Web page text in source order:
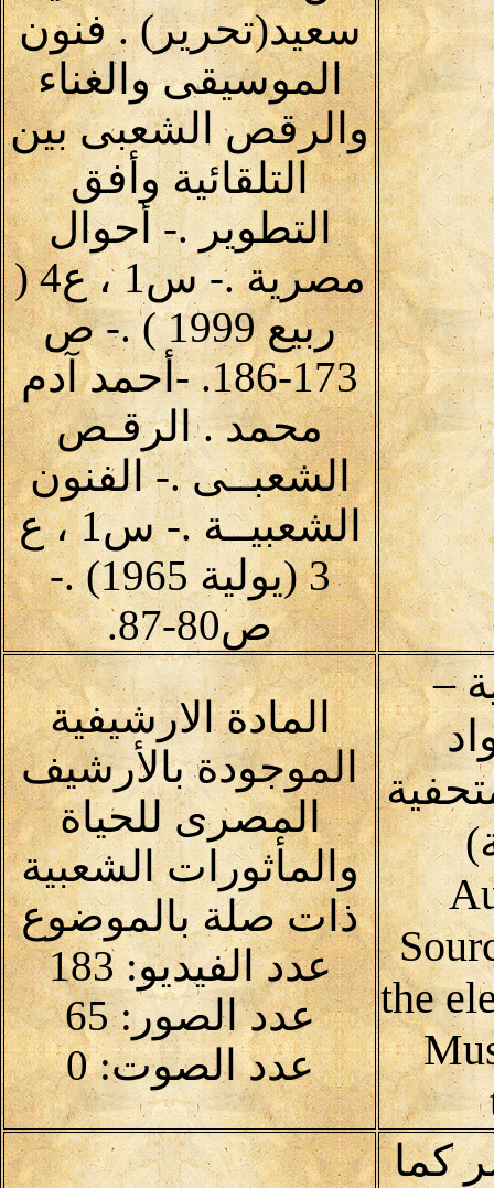
سعيد(تحرير) . فنون
الموسيقى والغناء
والرقص الشعبى بين
التلقائية وأفق
التطوير .- أحوال
مصرية .- س1 ، ع4 (
ربيع 1999 ) .- ص
173-186. -أحمد آدم
محمد . الرقـص
الشعبــى .- الفنون
الشعبيــة .- س1 ، ع
3 (يولية 1965) .-
ص80-87.
–
the
المادة الارشيفية
الموجودة بالأرشيف
المصرى للحياة
والمأثورات الشعبية
ذات صلة بالموضوع
عدد الفيديو: 183
عدد الصور: 65
عدد الصوت: 0
كما